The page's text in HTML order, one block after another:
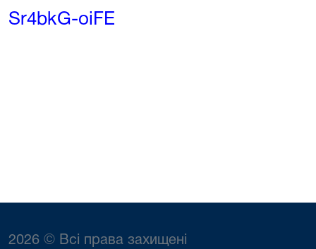
Sr4bkG-oiFE
2026 © Всі права захищені